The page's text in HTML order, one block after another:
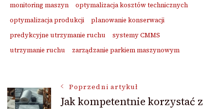
monitoring maszyn
optymalizacja kosztów technicznych
optymalizacja produkcji
planowanie konserwacji
predykcyjne utrzymanie ruchu
systemy CMMS
utrzymanie ruchu
zarządzanie parkiem maszynowym
NawigacjaPoprzedni artykuł
Jak kompetentnie korzystać z